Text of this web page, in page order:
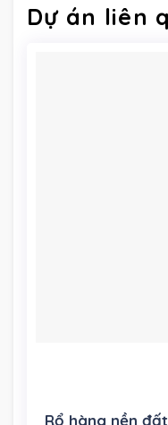
Dự án liên
Rổ hàng nền